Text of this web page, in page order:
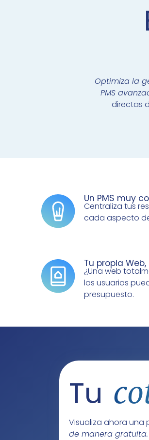
Optimiza la
PMS
directas
Un PMS muy
Centraliza tus
cada aspecto
Tu propia
¿Una web
los usuarios
presupuesto.
Tu
Visualiza ahora
de manera gratuita.